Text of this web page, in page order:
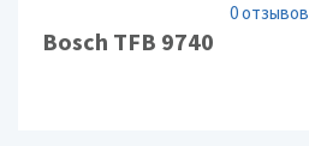
0 отзывов
Bosch TFB 9740